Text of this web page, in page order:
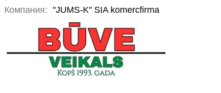
Компания: "JUMS-K" SIA komercfirma